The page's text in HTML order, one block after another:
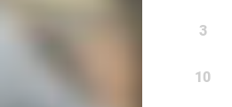
3
10